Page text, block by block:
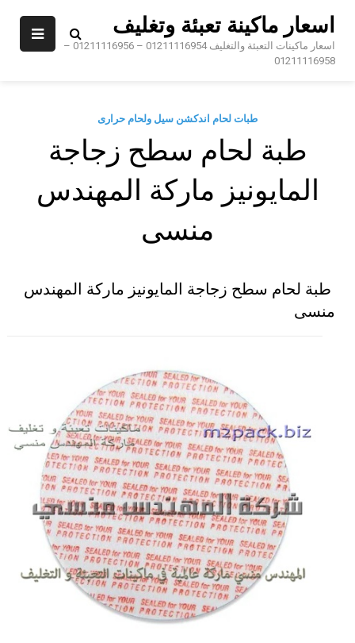
اسعار ماكينة تعبئة وتغليف
اسعار ماكينات التعبئة والتغليف 01211116954 – 01211116956 –
01211116958
طبات لحام اندكشن سيل ولحام حرارى
طبة لحام سطح زجاجة
المايونيز ماركة المهندس
منسى
طبة لحام سطح زجاجة المايونيز ماركة المهندس
منسى